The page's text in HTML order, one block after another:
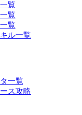
覧
覧
覧
ル一覧
一覧
ス攻略